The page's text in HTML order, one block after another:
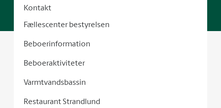
Kontakt
Fællescenter bestyrelsen
Beboerinformation
Beboeraktiviteter
Varmtvandsbassin
Restaurant Strandlund